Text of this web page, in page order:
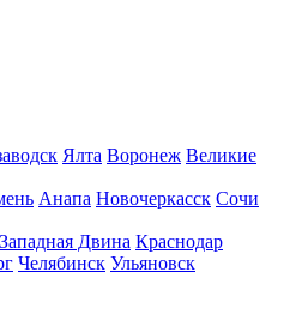
Ялта Воронеж Великие
Анапа Новочеркасск Сочи
Западная Двина Краснодар
Челябинск Ульяновск